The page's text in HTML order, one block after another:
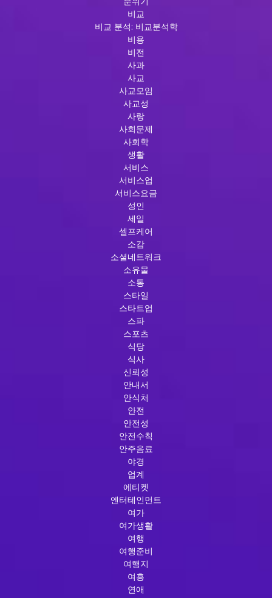
비교
비교 분석: 비교분석학
비용
비전
사과
사교
사교모임
사교성
사랑
사회문제
사회학
생활
서비스
서비스업
서비스요금
성인
세일
셀프케어
소감
소셜네트워크
소유물
소통
스타일
스타트업
스파
스포츠
식당
식사
신뢰성
안내서
안식처
안전
안전성
안전수칙
안주음료
야경
업계
에티켓
엔터테인먼트
여가
여가생활
여행
여행준비
여행지
여흥
연애